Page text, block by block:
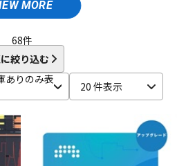
レコーディング機器
MORE
Arturia
AVID BestService
celemony
CRIMSON TECHNOLOGY
ESI
Expressive E
Future Audio Workshop
GRACE design
68件
絞り込む
ありのみ表
20 件表示